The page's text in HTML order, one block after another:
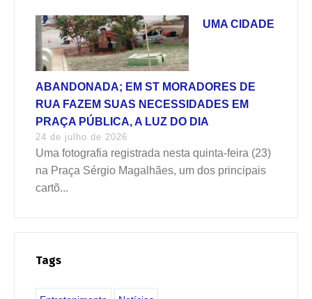
UMA CIDADE
ABANDONADA; EM ST MORADORES DE
RUA FAZEM SUAS NECESSIDADES EM
PRAÇA PÚBLICA, A LUZ DO DIA
24 de julho de 2026
Uma fotografia registrada nesta quinta-feira (23)
na Praça Sérgio Magalhães, um dos principais
cartõ...
Tags